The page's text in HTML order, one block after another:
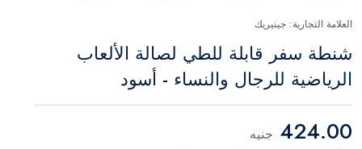
العلامة التجارية: جينيريك
شنطة سفر قابلة للطي لصالة الألعاب
الرياضية للرجال والنساء - أسود
424.00 جنيه